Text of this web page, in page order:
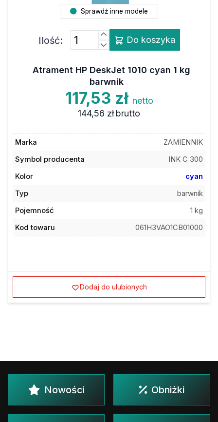
Sprawdź inne modele
Ilość: Do koszyka
Atrament HP DeskJet 1010 cyan 1 kg
barwnik
117,53 zł netto
144,56 zł brutto
Marka
ZAMIENNIK
Symbol producenta
INK C 300
Kolor
cyan
Typ
barwnik
Pojemność
1 kg
Kod towaru
061H3VAO1CB01000
Dodaj do ulubionych
Nowości Obniżki